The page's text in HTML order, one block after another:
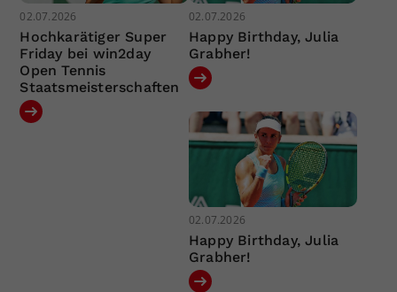
02.07.2026
Hochkarätiger Super
Friday bei win2day
Open Tennis
Staatsmeisterschaften
02.07.2026
Happy Birthday, Julia
Grabher!
02.07.2026
Happy Birthday, Julia
Grabher!